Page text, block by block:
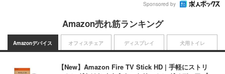
Sponsored by
Amazon売れ筋ランキング
Amazonデバイス
【New】Amazon Fire TV Stick HD | 手軽にストリ
オフィスチェア ディスプレイ 犬用トイレ